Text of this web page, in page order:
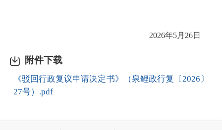
2026年5月26日
附件下载
《驳回行政复议申请决定书》（泉鲤政行复〔2026〕
27号）.pdf